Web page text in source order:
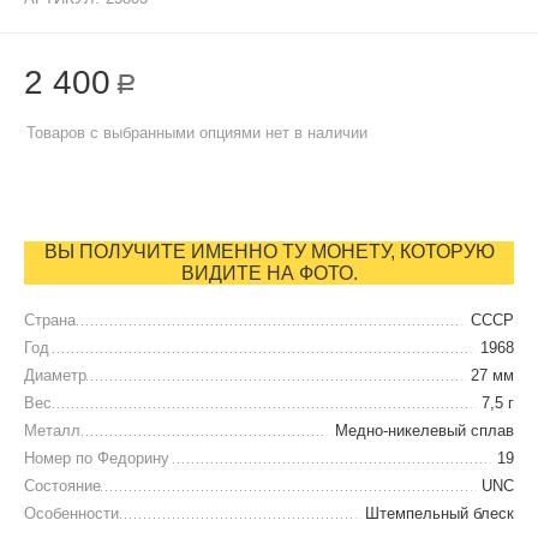
2 400 Р
Товаров с выбранными опциями нет в наличии
ВЫ ПОЛУЧИТЕ ИМЕННО ТУ МОНЕТУ, КОТОРУЮ
ВИДИТЕ НА ФОТО.
Страна
СССР
Год
1968
Диаметр
27 мм
Вес
7,5 г
Металл
Медно-никелевый сплав
Номер по Федорину
19
Состояние
UNC
Особенности
Штемпельный блеск